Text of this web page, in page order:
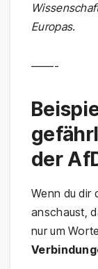
Europas.
——-
der
Wenn du dir
anschaust,
nur um